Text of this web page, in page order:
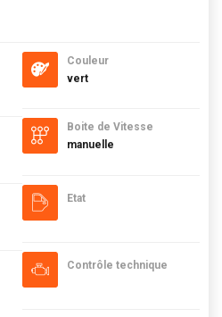
Couleur
vert
Boite de Vitesse
manuelle
Etat
Contrôle technique